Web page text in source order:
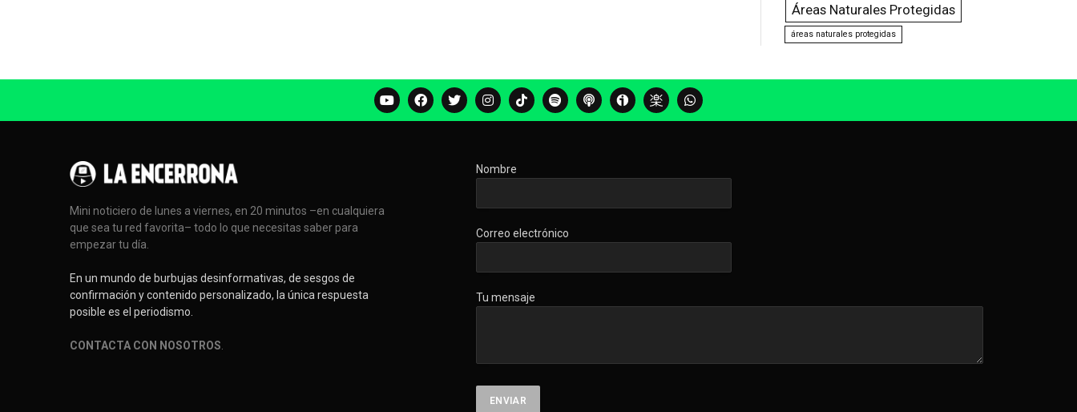
Áreas Naturales Protegidas
áreas naturales protegidas
Mini noticiero de lunes a viernes, en 20 minutos –en cualquiera
que sea tu red favorita– todo lo que necesitas saber para
empezar tu día.
En un mundo de burbujas desinformativas, de sesgos de
confirmación y contenido personalizado, la única respuesta
posible es el periodismo.
CONTACTA CON NOSOTROS
Nombre
Correo electrónico
Tu mensaje